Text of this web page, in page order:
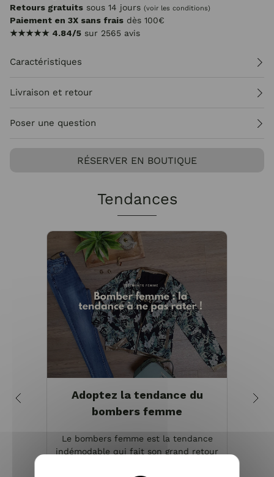
Retours gratuits sous 14 jours (voir les conditions)
Paiement en 3X sans frais dès 100€
★★★★★ 4.84/5 sur 2565 avis
Caractéristiques
Livraison et retour
Poser une question
RÉSERVER EN BOUTIQUE
Tendances
Adoptez la tendance du
bombers femme
Le bombers femme est la tendance
indémodable qui fait son grand retour